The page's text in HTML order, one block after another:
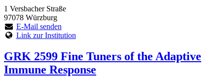
1 Versbacher Straße
97078 Würzburg
E-Mail senden
Link zur Institution
GRK 2599 Fine Tuners of the Adaptive
Immune Response